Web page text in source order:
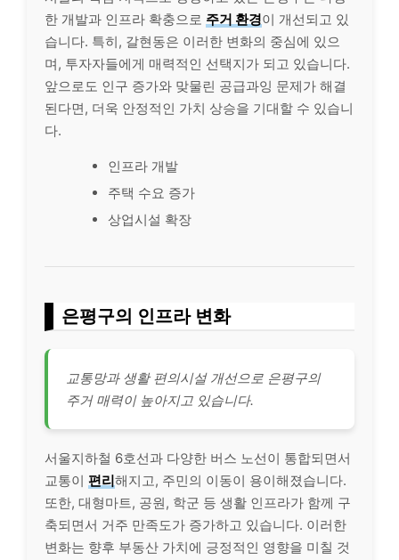
한 개발과 인프라 확충으로 주거 환경이 개선되고 있
습니다. 특히, 갈현동은 이러한 변화의 중심에 있으
며, 투자자들에게 매력적인 선택지가 되고 있습니다.
앞으로도 인구 증가와 맞물린 공급과잉 문제가 해결
된다면, 더욱 안정적인 가치 상승을 기대할 수 있습니
다.
인프라 개발
주택 수요 증가
상업시설 확장
은평구의 인프라 변화
교통망과 생활 편의시설 개선으로 은평구의
주거 매력이 높아지고 있습니다.
서울지하철 6호선과 다양한 버스 노선이 통합되면서
교통이 편리해지고, 주민의 이동이 용이해졌습니다.
또한, 대형마트, 공원, 학군 등 생활 인프라가 함께 구
축되면서 거주 만족도가 증가하고 있습니다. 이러한
변화는 향후 부동산 가치에 긍정적인 영향을 미칠 것